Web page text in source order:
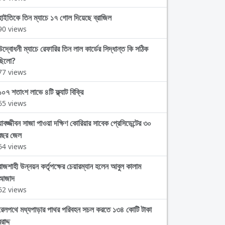
তিন ম্যাচে ১৭ গোল দিয়েছে ব্রাজিল
views
ম্যাচে রেফারির তিন লাল কার্ডের সিদ্ধান্ত কি সঠিক
views
শতাংশ লাভে ৪টি ফ্ল্যাট বিক্রি
views
সাজা পাওয়া দক্ষিণ কোরিয়ার সাবেক প্রেসিডেন্টের ৩০
জেল
views
উন্নয়ন কর্তৃপক্ষের চেয়ারম্যান হলেন আবুল কালাম
views
মধ্যপাড়ার পাথর পরিবহন সচল করতে ১৩৪ কোটি টাকা